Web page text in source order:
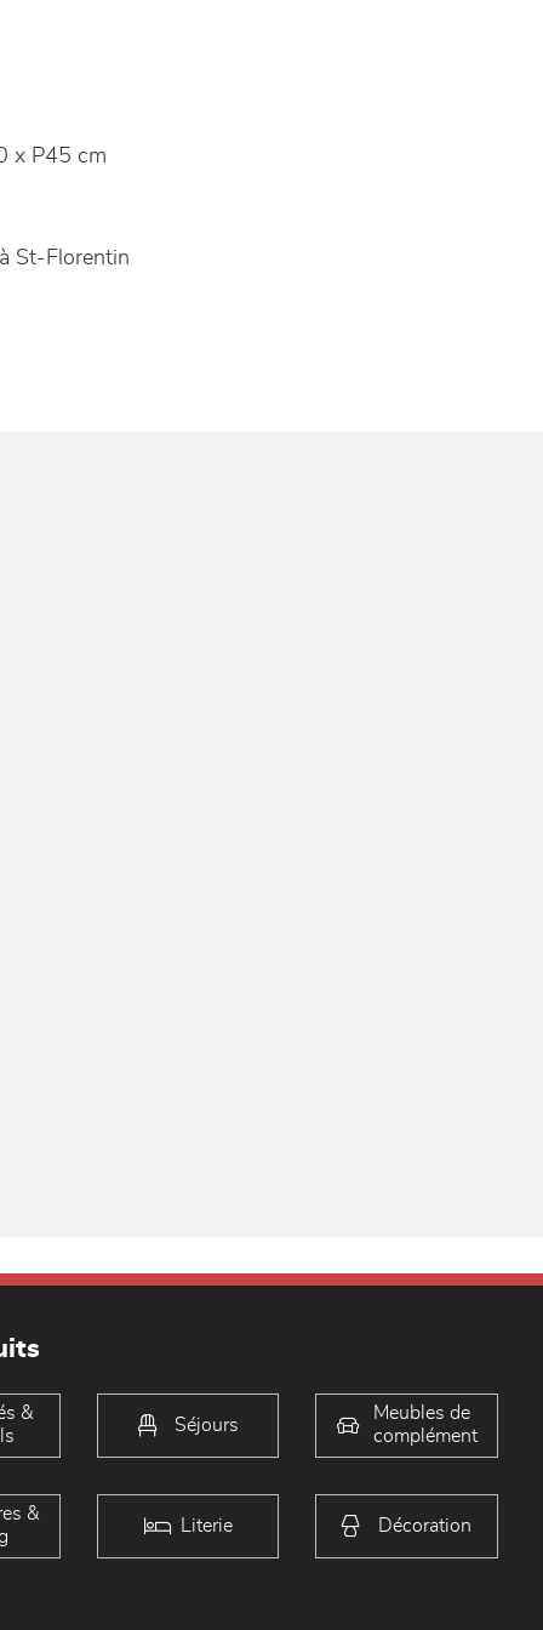
x P45 cm
St-Florentin
&
Séjours
Meubles de
complément
&
Literie Décoration